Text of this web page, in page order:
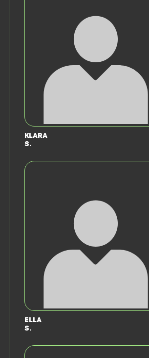
Klara
S.
Ella
S.